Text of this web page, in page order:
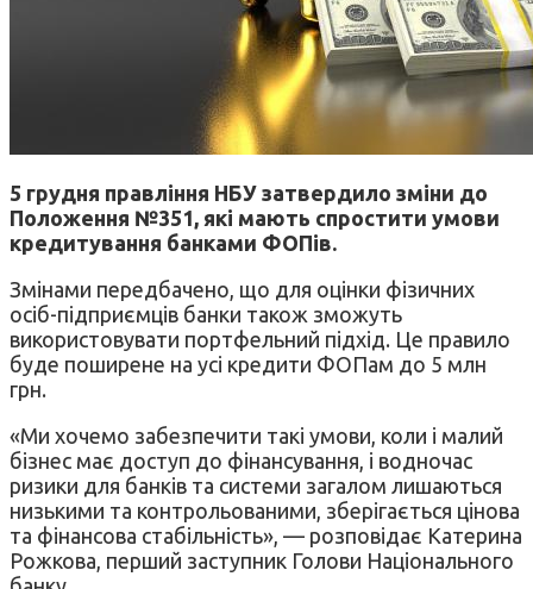
5 грудня правління НБУ затвердило зміни до
Положення №351, які мають спростити умови
кредитування банками ФОПів.
Змінами передбачено, що для оцінки фізичних
осіб-підприємців банки також зможуть
використовувати портфельний підхід. Це правило
буде поширене на усі кредити ФОПам до 5 млн
грн.
«Ми хочемо забезпечити такі умови, коли і малий
бізнес має доступ до фінансування, і водночас
ризики для банків та системи загалом лишаються
низькими та контрольованими, зберігається цінова
та фінансова стабільність», — розповідає Катерина
Рожкова, перший заступник Голови Національного